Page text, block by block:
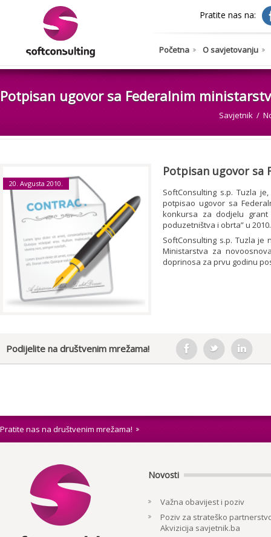
Pratite nas na:
Početna O savjetovanju
Potpisan ugovor sa Federalnim
Savjetnik
20. Avgusta 2010.
Potpisan ugovor
SoftConsulting s.p. Tuzla
potpisao ugovor sa
konkursa za dodjelu
poduzetništva i obrta” u
SoftConsulting s.p. Tuzla
Ministarstva za
doprinosa za prvu godinu
Podijelite na društvenim mrežama!
Pratite nas na društvenim mrežama!
Novosti
Važna obavijest i poziv
Poziv za strateško
Akvizicija savjetnik.ba